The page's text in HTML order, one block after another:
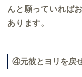
んと願っていれば
あります。
④元彼とヨリを戻